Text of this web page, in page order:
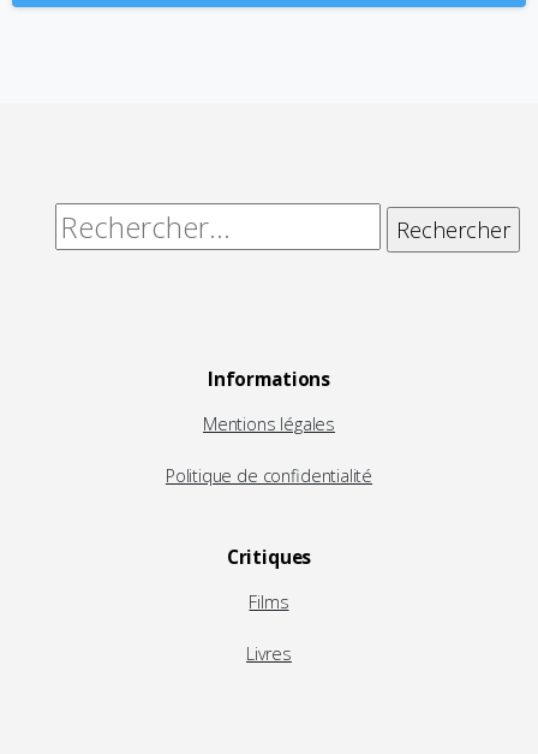
Rechercher :
Informations
Mentions légales
Politique de confidentialité
Critiques
Films
Livres